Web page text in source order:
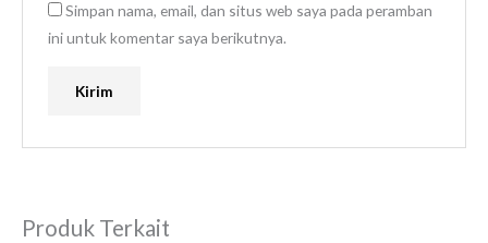
Simpan nama, email, dan situs web saya pada peramban
ini untuk komentar saya berikutnya.
Produk Terkait